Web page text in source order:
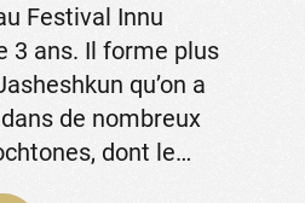
Festival Innu
3 ans. Il forme plus
qu’on a
de nombreux
dont le…